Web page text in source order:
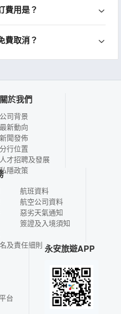
費用是？
費取消？
關於我們
公司背景
最新動向
新聞發佈
分行位置
人才招聘及發展
私隱政策
航班資料
航空公司資料
惡劣天氣通知
簽證及入境須知
及責任細則
台
永安旅遊APP